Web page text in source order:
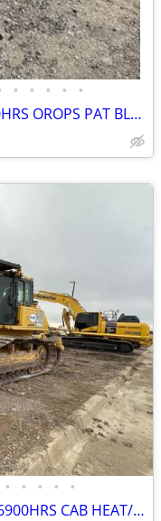
• • • • •
2015 DEERE 650K XLT DOZER 2900HRS OROPS PAT BLADE MS RIPPER
• • • • •
2014 KOMATSU D65EX-17 DOZER 6900HRS CAB HEAT/AC PAT BLADE MS RIPPER